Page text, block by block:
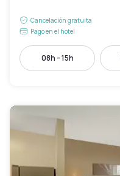
Cancelación gratuita
Pago en el hotel
08h - 15h